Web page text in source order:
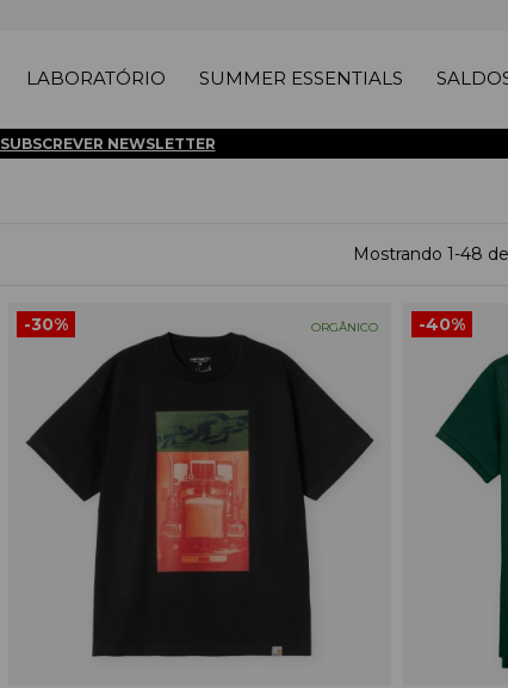
LABORATÓRIO SUMMER ESSENTIALS
SUBSCREVER NEWSLETTER
Mostrando 1-48
ORGÂNICO
-30% -40%